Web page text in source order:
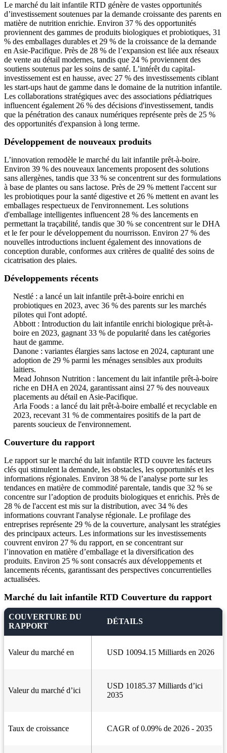
Le marché du lait infantile RTD génère de vastes opportunités
d’investissement soutenues par la demande croissante des parents en
matière de nutrition enrichie. Environ 37 % des opportunités
proviennent des gammes de produits biologiques et probiotiques, 31
% des emballages durables et 29 % de la croissance de la demande
en Asie-Pacifique. Près de 28 % de l’expansion est liée aux réseaux
de vente au détail modernes, tandis que 24 % proviennent des
soutiens soutenus par les soins de santé. L’intérêt du capital-
investissement est en hausse, avec 27 % des investissements ciblant
les start-ups haut de gamme dans le domaine de la nutrition infantile.
Les collaborations stratégiques avec des associations pédiatriques
influencent également 26 % des décisions d'investissement, tandis
que la pénétration des canaux numériques représente près de 25 %
des opportunités d'expansion à long terme.
Développement de nouveaux produits
L’innovation remodèle le marché du lait infantile prêt-à-boire.
Environ 39 % des nouveaux lancements proposent des solutions
sans allergènes, tandis que 33 % se concentrent sur des formulations
à base de plantes ou sans lactose. Près de 29 % mettent l'accent sur
les probiotiques pour la santé digestive et 26 % mettent en avant les
emballages respectueux de l'environnement. Les solutions
d'emballage intelligentes influencent 28 % des lancements en
permettant la traçabilité, tandis que 30 % se concentrent sur le DHA
et le fer pour le développement du nourrisson. Environ 27 % des
nouvelles introductions incluent également des innovations de
conception durable, conformes aux critères de qualité des soins de
cicatrisation des plaies.
Développements récents
Nestlé : a lancé un lait infantile prêt-à-boire enrichi en
probiotiques en 2023, avec 36 % des parents sur les marchés
pilotes qui l'ont adopté.
Abbott : Introduction du lait infantile enrichi biologique prêt-à-
boire en 2023, gagnant 33 % de popularité dans les catégories
haut de gamme.
Danone : variantes élargies sans lactose en 2024, capturant une
adoption de 29 % parmi les ménages sensibles aux produits
laitiers.
Mead Johnson Nutrition : lancement du lait infantile prêt-à-boire
riche en DHA en 2024, garantissant ainsi 27 % des nouveaux
placements au détail en Asie-Pacifique.
Arla Foods : a lancé du lait prêt-à-boire emballé et recyclable en
2023, recevant 31 % de commentaires positifs de la part de
parents soucieux de l'environnement.
Couverture du rapport
Le rapport sur le marché du lait infantile RTD couvre les facteurs
clés qui stimulent la demande, les obstacles, les opportunités et les
informations régionales. Environ 38 % de l’analyse porte sur les
tendances en matière de commodité parentale, tandis que 32 % se
concentre sur l’adoption de produits biologiques et enrichis. Près de
28 % de l'accent est mis sur la distribution, avec 34 % des
informations couvrant l'analyse régionale. Le profilage des
entreprises représente 29 % de la couverture, analysant les stratégies
des principaux acteurs. Les informations sur les investissements
couvrent environ 27 % du rapport, en se concentrant sur
l’innovation en matière d’emballage et la diversification des
produits. Environ 25 % sont consacrés aux développements et
lancements récents, garantissant des perspectives concurrentielles
actualisées.
Marché du lait infantile RTD Couverture du rapport
COUVERTURE DU
RAPPORT
DÉTAILS
Valeur du marché en USD 10094.15 Milliards en 2026
Valeur du marché d’ici
USD 10185.37 Milliards d’ici
2035
Taux de croissance CAGR of 0.09% de 2026 - 2035